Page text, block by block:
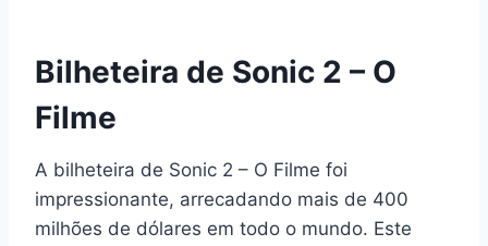
Bilheteira de Sonic 2 – O
Filme
A bilheteira de Sonic 2 – O Filme foi
impressionante, arrecadando mais de 400
milhões de dólares em todo o mundo. Este